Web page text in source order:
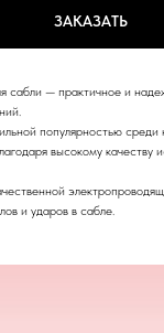
ЗАКАЗАТЬ
сабли — практичное и
популярностью
высокому качеству
и ударов в сабле.